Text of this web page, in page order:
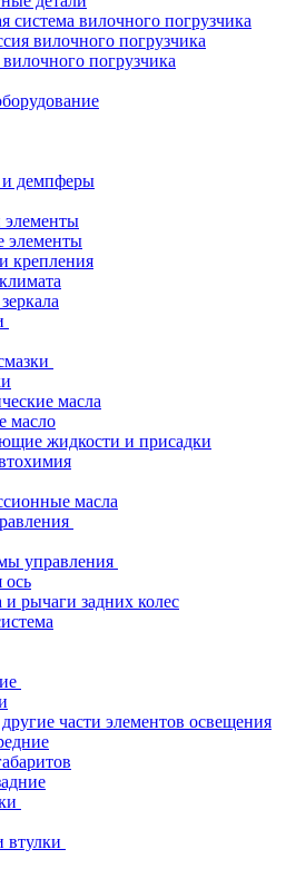
система вилочного погрузчика
вилочного погрузчика
погрузчика
демпферы
элементы
крепления
масла
масло
жидкости и присадки
масла
управления
ось
и рычаги задних колес
части элементов освещения
втулки